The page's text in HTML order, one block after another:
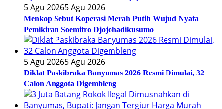
5 Agu 20265 Agu 2026
Menkop Sebut Koperasi Merah Putih Wujud Nyata
Pemikiran Soemitro Djojohadikusumo
5 Agu 20265 Agu 2026
Diklat Paskibraka Banyumas 2026 Resmi Dimulai, 32
Calon Anggota Digembleng